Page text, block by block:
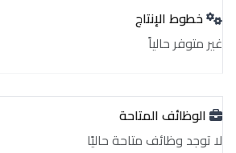
خطوط الإنتاج
غير متوفر حالياً
الوظائف المتاحة
لا توجد وظائف متاحة حاليًا